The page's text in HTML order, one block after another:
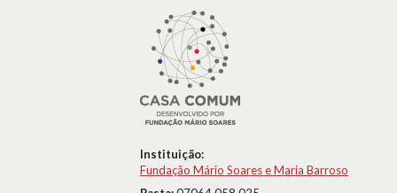
Instituição:
Fundação Mário Soares e Maria Barroso